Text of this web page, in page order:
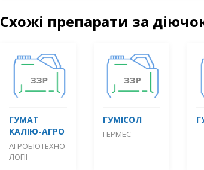
Схожі препарати за
ГУМАТ
КАЛІЮ-АГРО
АГРОБІОТЕХНО
ЛОГІЇ
ГУМІСОЛ
ГЕРМЕС